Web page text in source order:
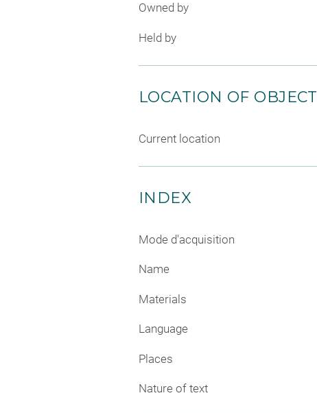
Owned by
Held by
LOCATION OF OBJECT
Current location
INDEX
Mode d'acquisition
Name
Materials
Language
Places
Nature of text